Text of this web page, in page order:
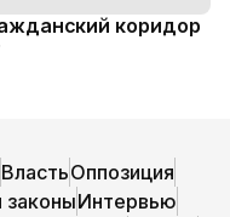
коридор
ВластьОппозиция
Интервью